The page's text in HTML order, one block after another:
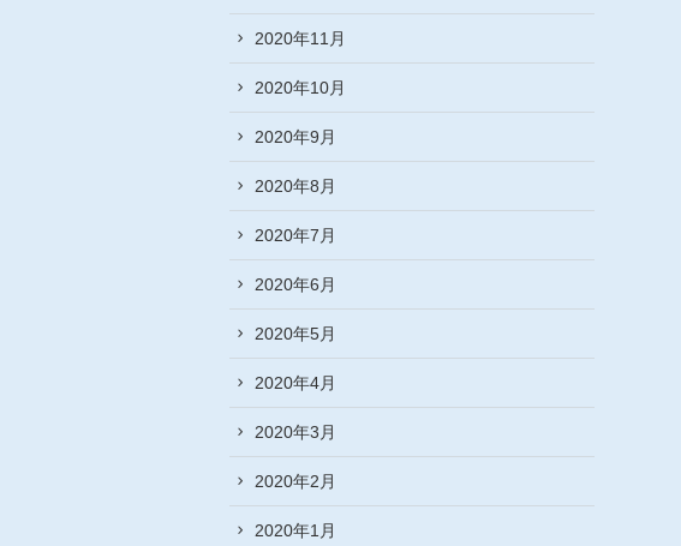
2020年11月
2020年10月
2020年9月
2020年8月
2020年7月
2020年6月
2020年5月
2020年4月
2020年3月
2020年2月
2020年1月